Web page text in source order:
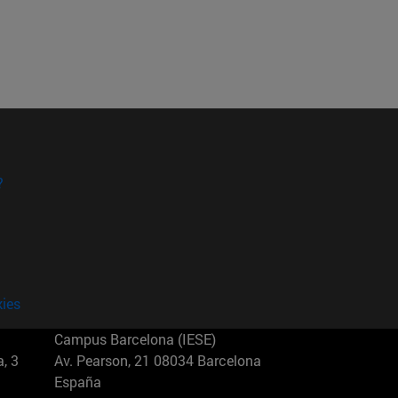
3
Campus Barcelona (IESE)
Av. Pearson, 21 08034 Barcelona
España